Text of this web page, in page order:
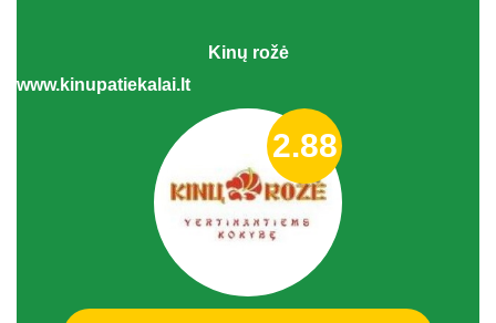
Kinų rožė
www.kinupatiekalai.lt
2.88